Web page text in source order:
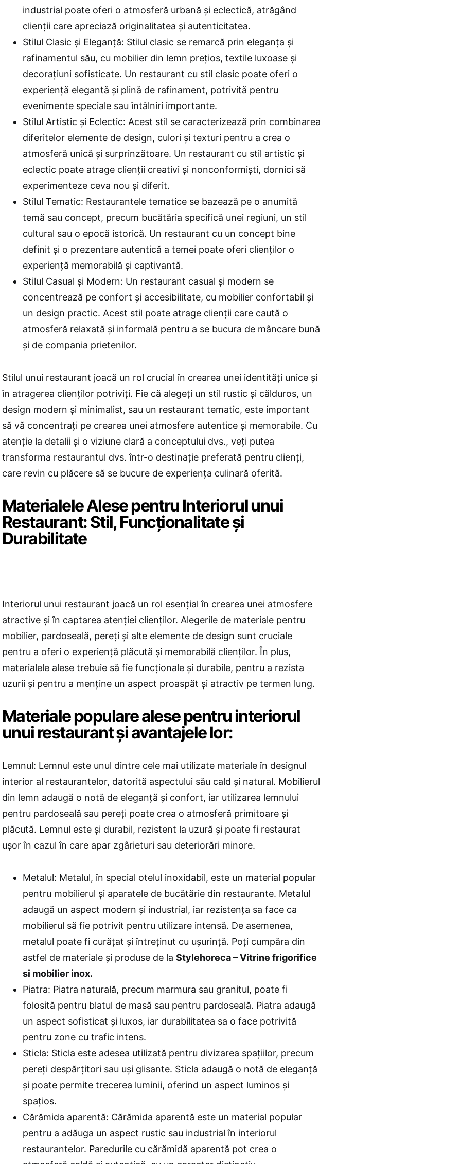
industrial poate oferi o atmosferă urbană și eclectică, atrăgând
clienții care apreciază originalitatea și autenticitatea.
Stilul Clasic și Eleganță: Stilul clasic se remarcă prin eleganța și
rafinamentul său, cu mobilier din lemn prețios, textile luxoase și
decorațiuni sofisticate. Un restaurant cu stil clasic poate oferi o
experiență elegantă și plină de rafinament, potrivită pentru
evenimente speciale sau întâlniri importante.
Stilul Artistic și Eclectic: Acest stil se caracterizează prin combinarea
diferitelor elemente de design, culori și texturi pentru a crea o
atmosferă unică și surprinzătoare. Un restaurant cu stil artistic și
eclectic poate atrage clienții creativi și nonconformiști, dornici să
experimenteze ceva nou și diferit.
Stilul Tematic: Restaurantele tematice se bazează pe o anumită
temă sau concept, precum bucătăria specifică unei regiuni, un stil
cultural sau o epocă istorică. Un restaurant cu un concept bine
definit și o prezentare autentică a temei poate oferi clienților o
experiență memorabilă și captivantă.
Stilul Casual și Modern: Un restaurant casual și modern se
concentrează pe confort și accesibilitate, cu mobilier confortabil și
un design practic. Acest stil poate atrage clienții care caută o
atmosferă relaxată și informală pentru a se bucura de mâncare bună
și de compania prietenilor.
Stilul unui restaurant joacă un rol crucial în crearea unei identități unice și
în atragerea clienților potriviți. Fie că alegeți un stil rustic și călduros, un
design modern și minimalist, sau un restaurant tematic, este important
să vă concentrați pe crearea unei atmosfere autentice și memorabile. Cu
atenție la detalii și o viziune clară a conceptului dvs., veți putea
transforma restaurantul dvs. într-o destinație preferată pentru clienți,
care revin cu plăcere să se bucure de experiența culinară oferită.
Materialele Alese pentru Interiorul unui
Restaurant: Stil, Funcționalitate și
Durabilitate
Interiorul unui restaurant joacă un rol esențial în crearea unei atmosfere
atractive și în captarea atenției clienților. Alegerile de materiale pentru
mobilier, pardoseală, pereți și alte elemente de design sunt cruciale
pentru a oferi o experiență plăcută și memorabilă clienților. În plus,
materialele alese trebuie să fie funcționale și durabile, pentru a rezista
uzurii și pentru a menține un aspect proaspăt și atractiv pe termen lung.
Materiale populare alese pentru interiorul
unui restaurant și avantajele lor:
Lemnul: Lemnul este unul dintre cele mai utilizate materiale în designul
interior al restaurantelor, datorită aspectului său cald și natural. Mobilierul
din lemn adaugă o notă de eleganță și confort, iar utilizarea lemnului
pentru pardoseală sau pereți poate crea o atmosferă primitoare și
plăcută. Lemnul este și durabil, rezistent la uzură și poate fi restaurat
ușor în cazul în care apar zgârieturi sau deteriorări minore.
Metalul: Metalul, în special otelul inoxidabil, este un material popular
pentru mobilierul și aparatele de bucătărie din restaurante. Metalul
adaugă un aspect modern și industrial, iar rezistența sa face ca
mobilierul să fie potrivit pentru utilizare intensă. De asemenea,
metalul poate fi curățat și întreținut cu ușurință. Poți cumpăra din
astfel de materiale și produse de la Stylehoreca – Vitrine frigorifice
si mobilier inox.
Piatra: Piatra naturală, precum marmura sau granitul, poate fi
folosită pentru blatul de masă sau pentru pardoseală. Piatra adaugă
un aspect sofisticat și luxos, iar durabilitatea sa o face potrivită
pentru zone cu trafic intens.
Sticla: Sticla este adesea utilizată pentru divizarea spațiilor, precum
pereți despărțitori sau uși glisante. Sticla adaugă o notă de eleganță
și poate permite trecerea luminii, oferind un aspect luminos și
spațios.
Cărămida aparentă: Cărămida aparentă este un material popular
pentru a adăuga un aspect rustic sau industrial în interiorul
restaurantelor. Paredurile cu cărămidă aparentă pot crea o